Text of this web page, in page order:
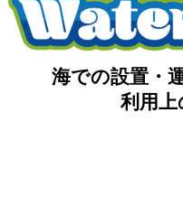
海での設置・
利用